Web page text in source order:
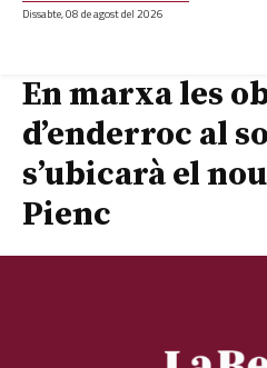
Dissabte, 08 de agost del 2026
En marxa les
d’enderroc al
s’ubicarà el
Pienc